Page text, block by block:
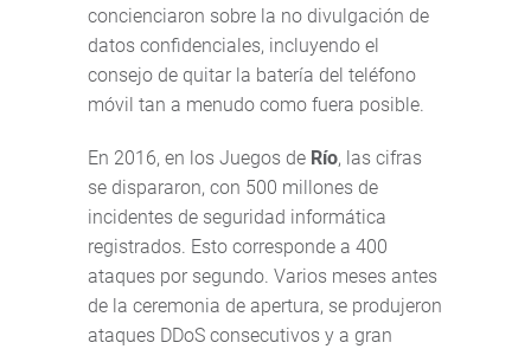
concienciaron sobre la no divulgación de
datos confidenciales, incluyendo el
consejo de quitar la batería del teléfono
móvil tan a menudo como fuera posible.
En 2016, en los Juegos de Río, las cifras
se dispararon, con 500 millones de
incidentes de seguridad informática
registrados. Esto corresponde a 400
ataques por segundo. Varios meses antes
de la ceremonia de apertura, se produjeron
ataques DDoS consecutivos y a gran